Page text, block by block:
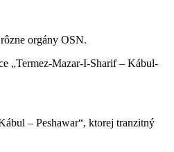
orgány OSN.
„Termez-Mazar-I-Sharif – Kábul-
– Peshawar“, ktorej tranzitný